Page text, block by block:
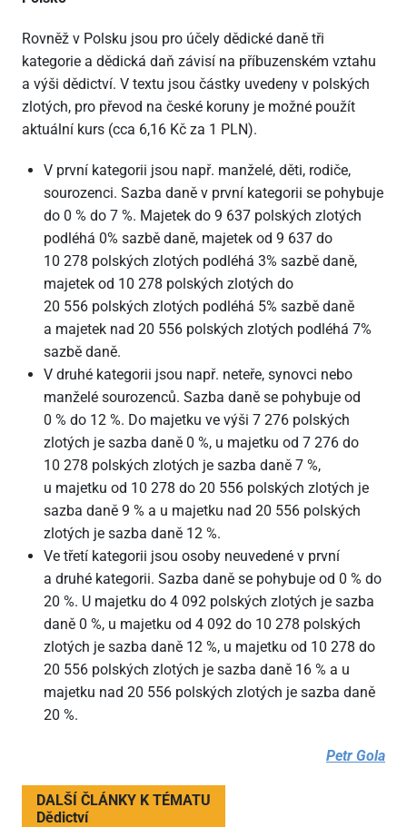
Rovněž v Polsku jsou pro účely dědické daně tři
kategorie a dědická daň závisí na příbuzenském vztahu
a výši dědictví. V textu jsou částky uvedeny v polských
zlotých, pro převod na české koruny je možné použít
aktuální kurs (cca 6,16 Kč za 1 PLN).
V první kategorii jsou např. manželé, děti, rodiče,
sourozenci. Sazba daně v první kategorii se pohybuje
do 0 % do 7 %. Majetek do 9 637 polských zlotých
podléhá 0% sazbě daně, majetek od 9 637 do
10 278 polských zlotých podléhá 3% sazbě daně,
majetek od 10 278 polských zlotých do
20 556 polských zlotých podléhá 5% sazbě daně
a majetek nad 20 556 polských zlotých podléhá 7%
sazbě daně.
V druhé kategorii jsou např. neteře, synovci nebo
manželé sourozenců. Sazba daně se pohybuje od
0 % do 12 %. Do majetku ve výši 7 276 polských
zlotých je sazba daně 0 %, u majetku od 7 276 do
10 278 polských zlotých je sazba daně 7 %,
u majetku od 10 278 do 20 556 polských zlotých je
sazba daně 9 % a u majetku nad 20 556 polských
zlotých je sazba daně 12 %.
Ve třetí kategorii jsou osoby neuvedené v první
a druhé kategorii. Sazba daně se pohybuje od 0 % do
20 %. U majetku do 4 092 polských zlotých je sazba
daně 0 %, u majetku od 4 092 do 10 278 polských
zlotých je sazba daně 12 %, u majetku od 10 278 do
20 556 polských zlotých je sazba daně 16 % a u
majetku nad 20 556 polských zlotých je sazba daně
20 %.
Petr Gola
DALŠÍ ČLÁNKY K TÉMATU
Dědictví